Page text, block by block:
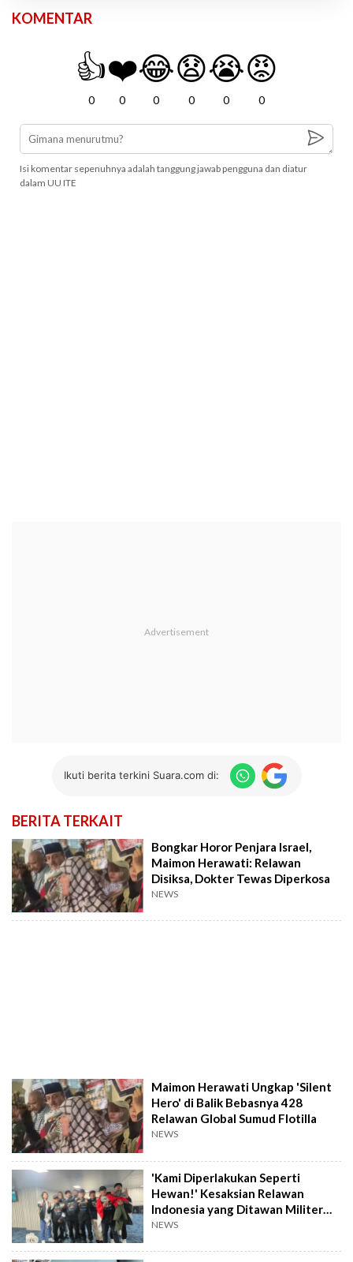
KOMENTAR
👍
0
❤️
0
😂
0
😧
0
😭
0
😡
0
Isi komentar sepenuhnya adalah tanggung jawab pengguna dan diatur
dalam UU ITE
Ikuti berita terkini Suara.com di:
BERITA TERKAIT
Bongkar Horor Penjara Israel,
Maimon Herawati: Relawan
Disiksa, Dokter Tewas Diperkosa
NEWS
Maimon Herawati Ungkap 'Silent
Hero' di Balik Bebasnya 428
Relawan Global Sumud Flotilla
NEWS
'Kami Diperlakukan Seperti
Hewan!' Kesaksian Relawan
Indonesia yang Ditawan Militer
Israel
NEWS